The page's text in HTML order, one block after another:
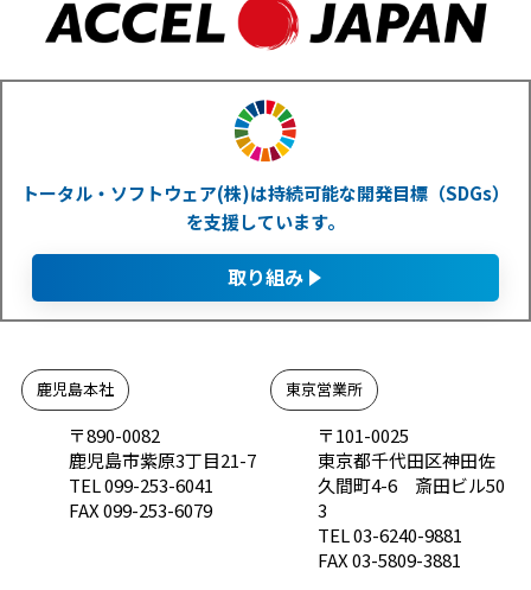
トータル・ソフトウェア(株)は持続可能な開発目標（SDGs）
を支援しています。
取り組み
鹿児島本社
〒890-0082
鹿児島市紫原3丁目21-7
TEL 099-253-6041
FAX 099-253-6079
東京営業所
〒101-0025
東京都千代田区神田佐
久間町4-6 斎田ビル50
3
TEL 03-6240-9881
FAX 03-5809-3881